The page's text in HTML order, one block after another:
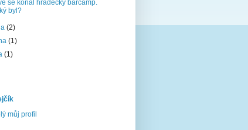
se konal hradecký barcamp.
byl?
(2)
(1)
(1)
můj profil